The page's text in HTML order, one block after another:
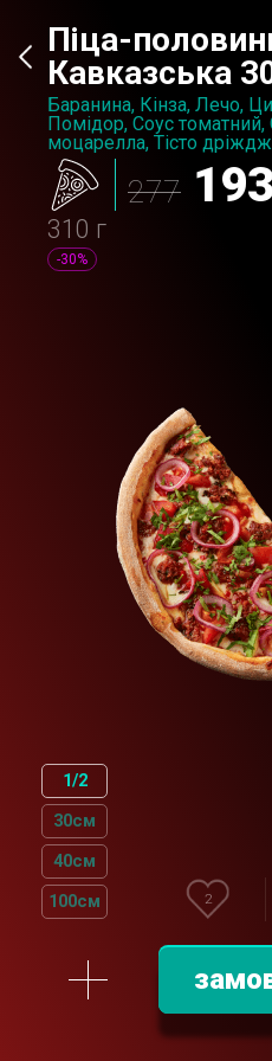
Піца-
Кавказська
Баранина, Кінза, Лечо,
Помідор, Соус томатний,
моцарелла, Тісто
277 193
310 г
-30%
1/2
30см
40см
100см
2